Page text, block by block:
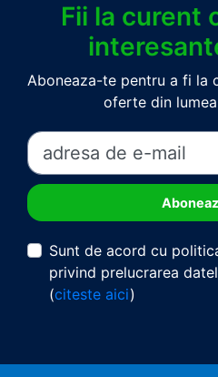
Fii la curent
Aboneaza-te pentru a fi la
oferte din
Sunt de acord cu
privind prelucrarea
(citeste aici)